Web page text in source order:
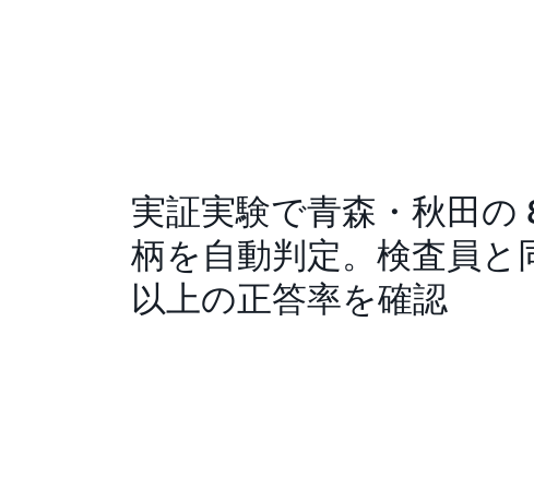
実証実験で青森・秋田の
柄を自動判定。検査員と
以上の正答率を確認